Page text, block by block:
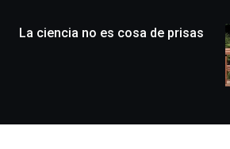
monólogos,
de
La ciencia no es cosa de prisas